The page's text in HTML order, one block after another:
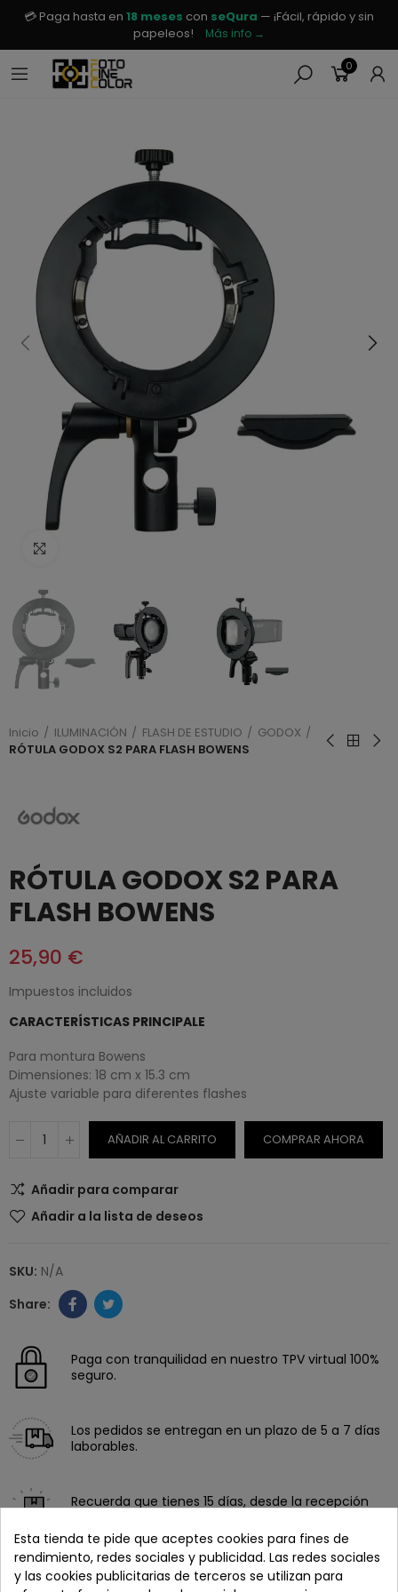
💳 Paga hasta en 18 meses con seQura — ¡Fácil, rápido y sin
papeleos!
Más info →
0
Inicio ILUMINACIÓN FLASH DE ESTUDIO
GODOX
RÓTULA GODOX S2 PARA FLASH BOWENS
RÓTULA GODOX S2 PARA
FLASH BOWENS
25,90 €
Impuestos incluidos
CARACTERÍSTICAS PRINCIPALE
Para montura Bowens
Dimensiones: 18 cm x 15.3 cm
Ajuste variable para diferentes flashes
AÑADIR AL CARRITO COMPRAR AHORA
Añadir para comparar
Añadir a la lista de deseos
SKU: N/A
Paga con tranquilidad en nuestro TPV virtual 100%
seguro.
Los pedidos se entregan en un plazo de 5 a 7 días
laborables.
Recuerda que tienes 15 días, desde la recepción
Esta tienda te pide que aceptes cookies para fines de
rendimiento, redes sociales y publicidad. Las redes sociales
y las cookies publicitarias de terceros se utilizan para